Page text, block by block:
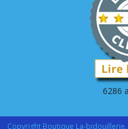
6286
Copyright Boutique La-